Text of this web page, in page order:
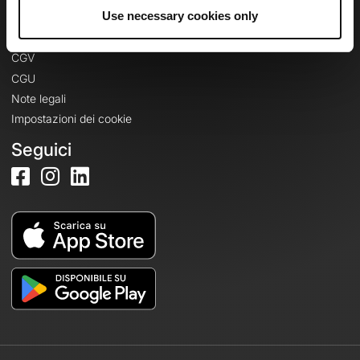
Use necessary cookies only
Informazioni legali
Informativa sulla privacy
CGV
CGU
Note legali
Impostazioni dei cookie
Seguici